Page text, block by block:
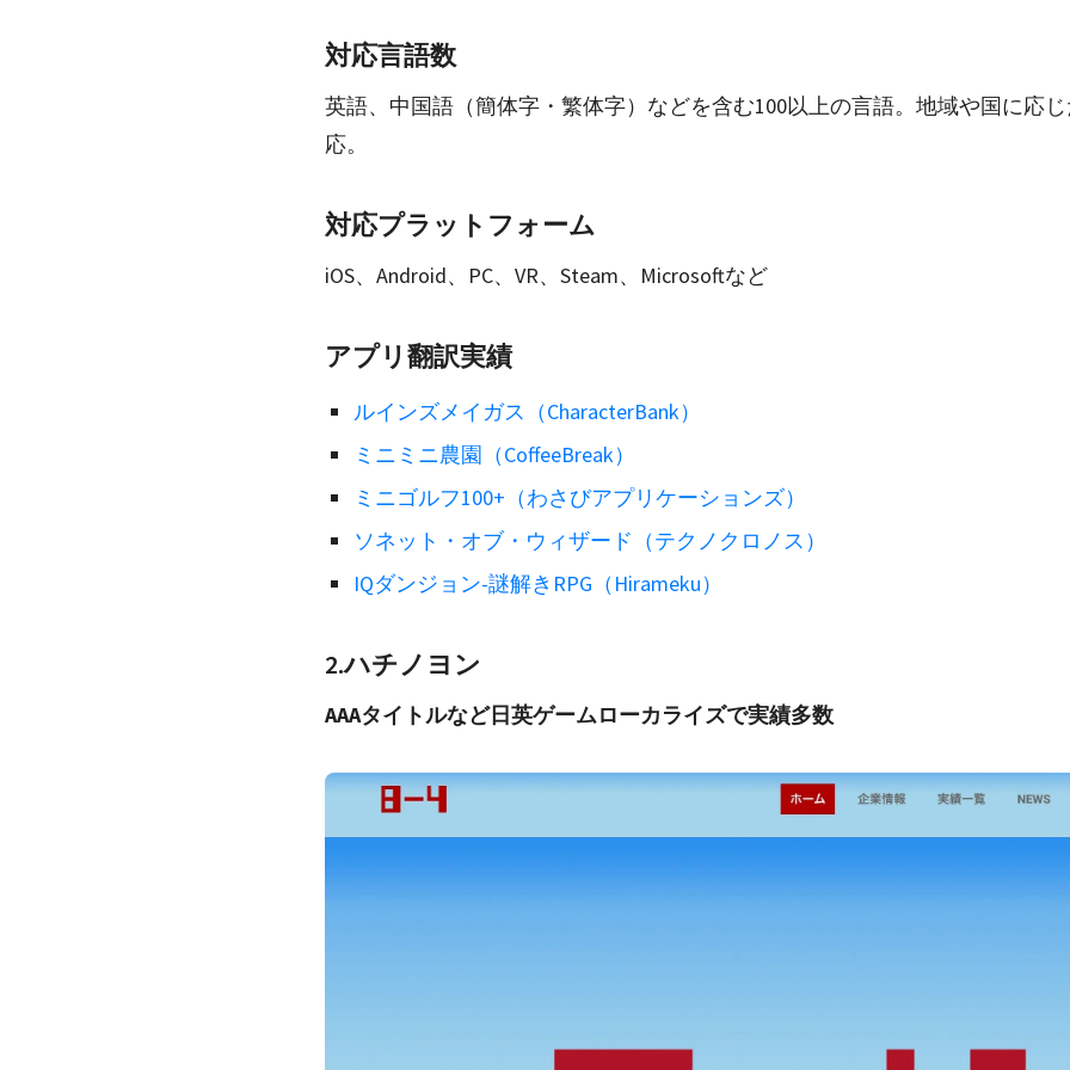
対応言語数
英語、中国語（簡体字・繁体字）などを含む100以上の言語。地域や国に応
応。
対応プラットフォーム
iOS、Android、PC、VR、Steam、Microsoftなど
アプリ翻訳実績
ルインズメイガス（CharacterBank）
ミニミニ農園（CoffeeBreak）
ミニゴルフ100+（わさびアプリケーションズ）
ソネット・オブ・ウィザード（テクノクロノス）
IQダンジョン-謎解きRPG（Hirameku）
2.ハチノヨン
AAAタイトルなど日英ゲームローカライズで実績多数